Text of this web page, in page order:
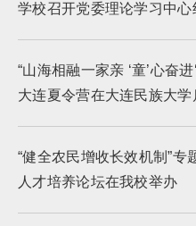
学校召开党委理论学习中心
“山海相融一家亲 ‘童’心奋
大连夏令营在大连民族大学
“健全农民增收长效机制”
人才培养论坛在我校举办